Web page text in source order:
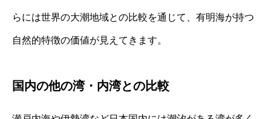
らには世界の大潮地域との比較を通じて、有明海が持つ
自然的特徴の価値が見えてきます。
国内の他の湾・内湾との比較